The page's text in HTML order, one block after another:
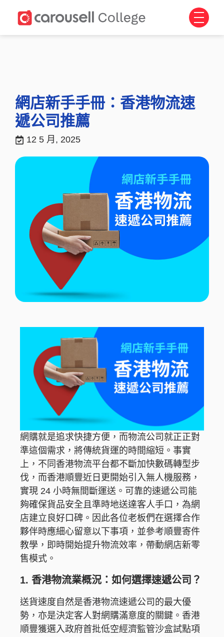
網店新手手冊：香港物流速
遞公司推薦
12 5 月, 2025
網購就是追求快捷方便，而物流公司就正正對
準這個需求，將傳統貨運的時間縮短。事實
上，不同香港物流平台都不斷加快數碼轉型步
伐，而香港順豐近日更開始引入無人機服務，
實現 24 小時無間斷運送。可靠的速遞公司能
夠確保貨品安全且準時地送達客人手口，為網
店建立良好口碑。因此各位老板們在選擇合作
夥伴時應細心留意以下事項，並參考順豐寄件
教學，即時開始提升物流效率，帶動網店新零
售模式。
1. 香港物流業概況：如何選擇速遞公司？
送貨速度自然是香港物流速遞公司的最大優
勢，亦是決定客人對網購滿意度的關鍵。香港
順豐獲選入政府首批低空經濟監管沙盒試點項